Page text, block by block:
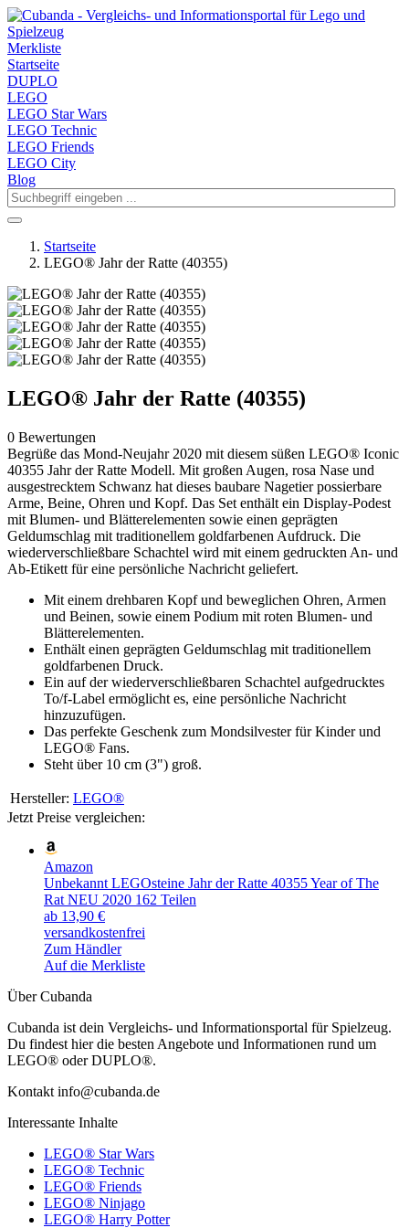
Merkliste
Startseite
DUPLO
LEGO
LEGO Star Wars
LEGO Technic
LEGO Friends
LEGO City
Blog
Startseite
LEGO® Jahr der Ratte (40355)
LEGO® Jahr der Ratte (40355)
0 Bewertungen
Begrüße das Mond-Neujahr 2020 mit diesem süßen LEGO® Iconic
40355 Jahr der Ratte Modell. Mit großen Augen, rosa Nase und
ausgestrecktem Schwanz hat dieses baubare Nagetier possierbare
Arme, Beine, Ohren und Kopf. Das Set enthält ein Display-Podest
mit Blumen- und Blätterelementen sowie einen geprägten
Geldumschlag mit traditionellem goldfarbenen Aufdruck. Die
wiederverschließbare Schachtel wird mit einem gedruckten An- und
Ab-Etikett für eine persönliche Nachricht geliefert.
Mit einem drehbaren Kopf und beweglichen Ohren, Armen
und Beinen, sowie einem Podium mit roten Blumen- und
Blätterelementen.
Enthält einen geprägten Geldumschlag mit traditionellem
goldfarbenen Druck.
Ein auf der wiederverschließbaren Schachtel aufgedrucktes
To/f-Label ermöglicht es, eine persönliche Nachricht
hinzuzufügen.
Das perfekte Geschenk zum Mondsilvester für Kinder und
LEGO® Fans.
Steht über 10 cm (3") groß.
Hersteller: LEGO®
Jetzt Preise vergleichen:
Amazon
Unbekannt LEGOsteine Jahr der Ratte 40355 Year of The
Rat NEU 2020 162 Teilen
ab 13,90 €
versandkostenfrei
Zum Händler
Auf die Merkliste
Über Cubanda
Cubanda ist dein Vergleichs- und Informationsportal für Spielzeug.
Du findest hier die besten Angebote und Informationen rund um
LEGO® oder DUPLO®.
Kontakt info@cubanda.de
Interessante Inhalte
LEGO® Star Wars
LEGO® Technic
LEGO® Friends
LEGO® Ninjago
LEGO® Harry Potter